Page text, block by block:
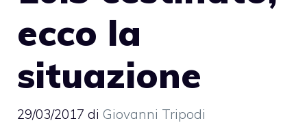
ecco la
situazione
29/03/2017 di Giovanni Tripodi